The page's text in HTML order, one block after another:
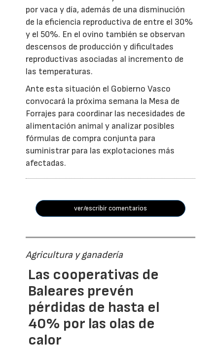
por vaca y día, además de una disminución
de la eficiencia reproductiva de entre el 30%
y el 50%. En el ovino también se observan
descensos de producción y dificultades
reproductivas asociadas al incremento de
las temperaturas.
Ante esta situación el Gobierno Vasco
convocará la próxima semana la Mesa de
Forrajes para coordinar las necesidades de
alimentación animal y analizar posibles
fórmulas de compra conjunta para
suministrar para las explotaciones más
afectadas.
ver/escribir comentarios
Agricultura y ganadería
Las cooperativas de
Baleares prevén
pérdidas de hasta el
40% por las olas de
calor